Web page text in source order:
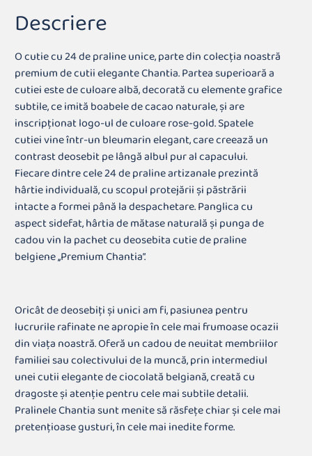
Descriere
O cutie cu 24 de praline unice, parte din colecția noastră
premium de cutii elegante Chantia. Partea superioară a
cutiei este de culoare albă, decorată cu elemente grafice
subtile, ce imită boabele de cacao naturale, și are
inscripționat logo-ul de culoare rose-gold. Spatele
cutiei vine într-un bleumarin elegant, care creează un
contrast deosebit pe lângă albul pur al capacului.
Fiecare dintre cele 24 de praline artizanale prezintă
hârtie individuală, cu scopul protejării și păstrării
intacte a formei până la despachetare. Panglica cu
aspect sidefat, hârtia de mătase naturală și punga de
cadou vin la pachet cu deosebita cutie de praline
belgiene ,,Premium Chantia”.
Oricât de deosebiți și unici am fi, pasiunea pentru
lucrurile rafinate ne apropie în cele mai frumoase ocazii
din viața noastră. Oferă un cadou de neuitat membriilor
familiei sau colectivului de la muncă, prin intermediul
unei cutii elegante de ciocolată belgiană, creată cu
dragoste și atenție pentru cele mai subtile detalii.
Pralinele Chantia sunt menite să răsfețe chiar și cele mai
pretențioase gusturi, în cele mai inedite forme.